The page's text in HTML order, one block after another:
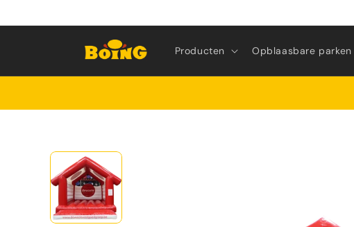
content
Producten Opblaasbare parken